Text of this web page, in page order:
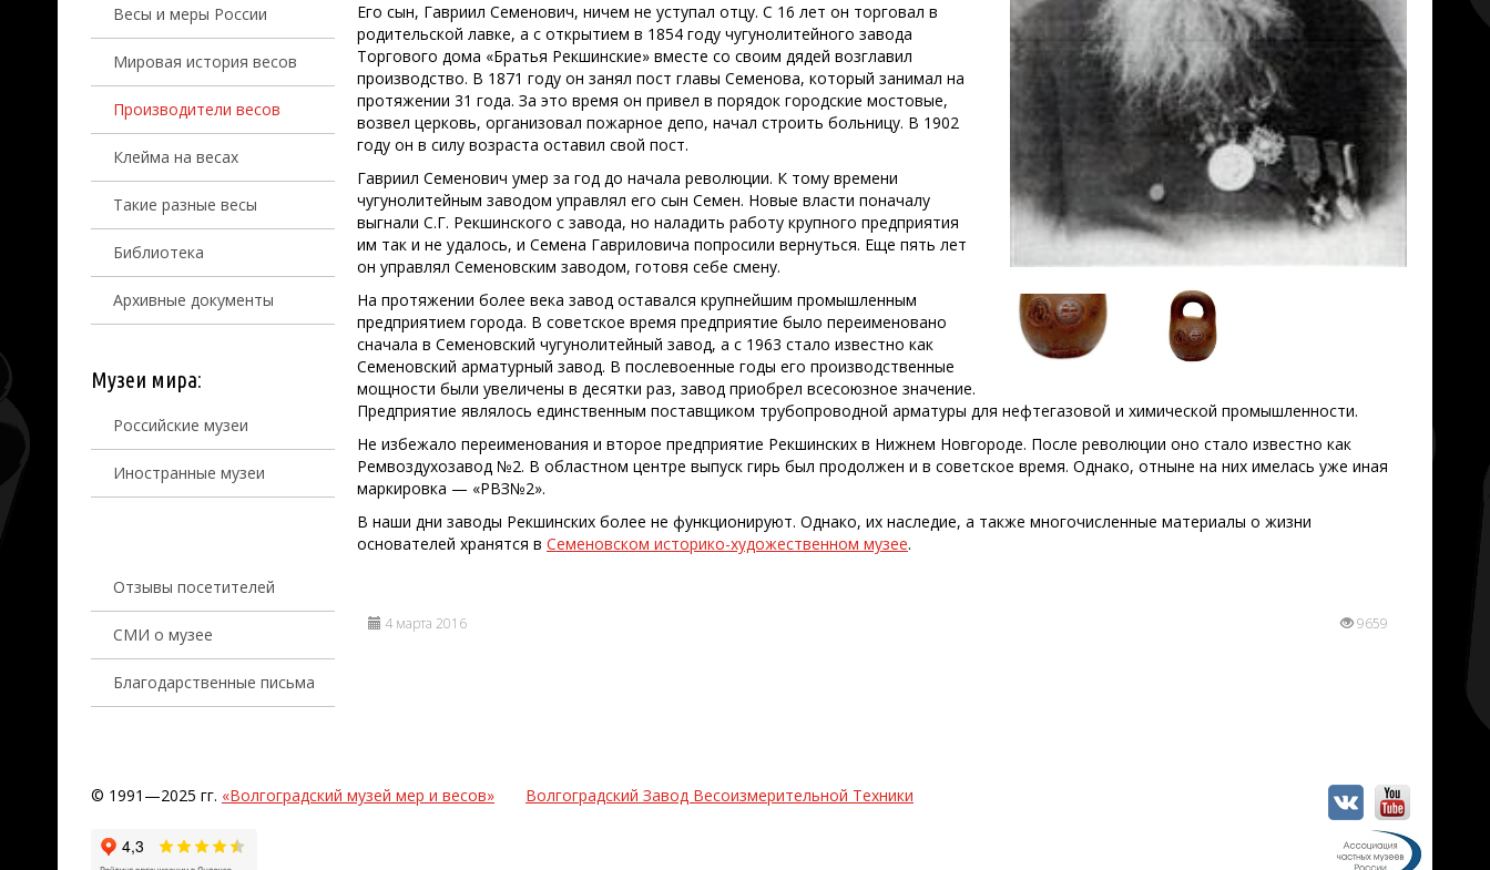
Весы и меры России
Мировая история весов
Производители весов
Клейма на весах
Такие разные весы
Библиотека
Архивные документы
Музеи мира:
Российские музеи
Иностранные музеи
Отзывы посетителей
СМИ о музее
Благодарственные письма
Его сын, Гавриил Семенович, ничем не уступал отцу. С 16 лет он торговал в
родительской лавке, а с открытием в 1854 году чугунолитейного завода
Торгового дома «Братья Рекшинские» вместе со своим дядей возглавил
производство. В 1871 году он занял пост главы Семенова, который занимал на
протяжении 31 года. За это время он привел в порядок городские мостовые,
возвел церковь, организовал пожарное депо, начал строить больницу. В 1902
году он в силу возраста оставил свой пост.
Гавриил Семенович умер за год до начала революции. К тому времени
чугунолитейным заводом управлял его сын Семен. Новые власти поначалу
выгнали С.Г. Рекшинского с завода, но наладить работу крупного предприятия
им так и не удалось, и Семена Гавриловича попросили вернуться. Еще пять лет
он управлял Семеновским заводом, готовя себе смену.
На протяжении более века завод оставался крупнейшим промышленным
предприятием города. В советское время предприятие было переименовано
сначала в Семеновский чугунолитейный завод, а с 1963 стало известно как
Семеновский арматурный завод. В послевоенные годы его производственные
мощности были увеличены в десятки раз, завод приобрел всесоюзное значение.
Предприятие являлось единственным поставщиком трубопроводной арматуры для нефтегазовой и химической промышленности.
Не избежало переименования и второе предприятие Рекшинских в Нижнем Новгороде. После революции оно стало известно как
Ремвоздухозавод №2. В областном центре выпуск гирь был продолжен и в советское время. Однако, отныне на них имелась уже иная
маркировка — «РВЗ№2».
В наши дни заводы Рекшинских более не функционируют. Однако, их наследие, а также многочисленные материалы о жизни
основателей хранятся в Семеновском историко-художественном музее.
9659
4 марта 2016
© 1991—2025 гг. «Волгоградский музей мер и весов» Волгоградский Завод Весоизмерительной Техники